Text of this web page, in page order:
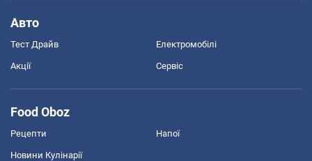
Авто
Тест Драйв Електромобілі
Акції Сервіс
Food Oboz
Рецепти Напої
Новини Кулінарії